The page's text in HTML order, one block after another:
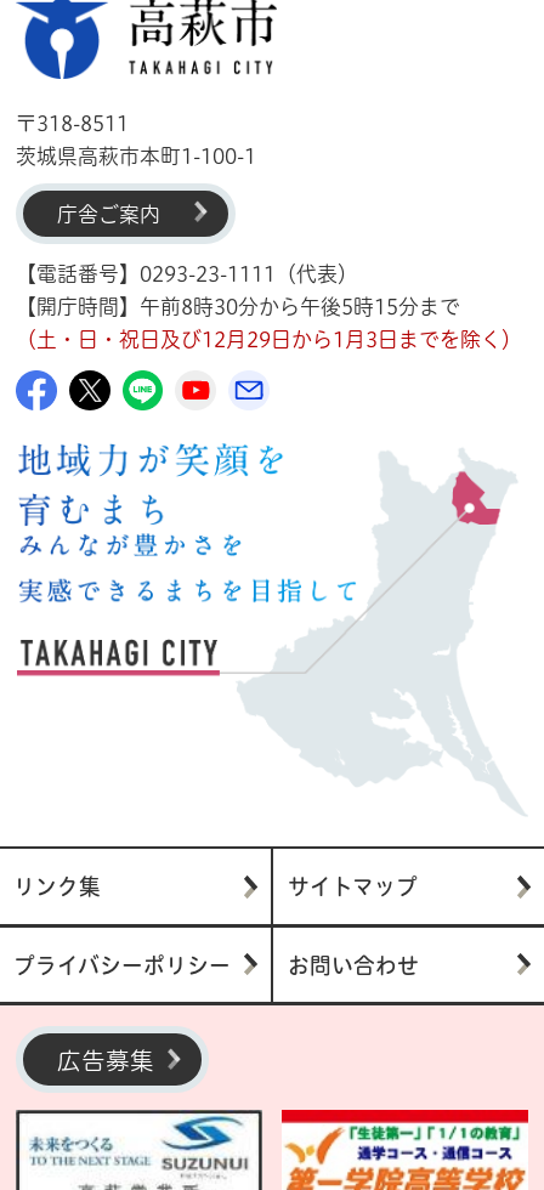
〒318-8511
茨城県高萩市本町1-100-1
庁舎ご案内
【電話番号】0293-23-1111（代表）
【開庁時間】午前8時30分から午後5時15分まで
（土・日・祝日及び12月29日から1月3日までを除く）
高萩市公式Facebook
高萩市公式X
高萩市公式LINE
高萩市YouTube公式チャンネル
リンク集 サイトマップ
プライバシーポリシー お問い合わせ
広告募集